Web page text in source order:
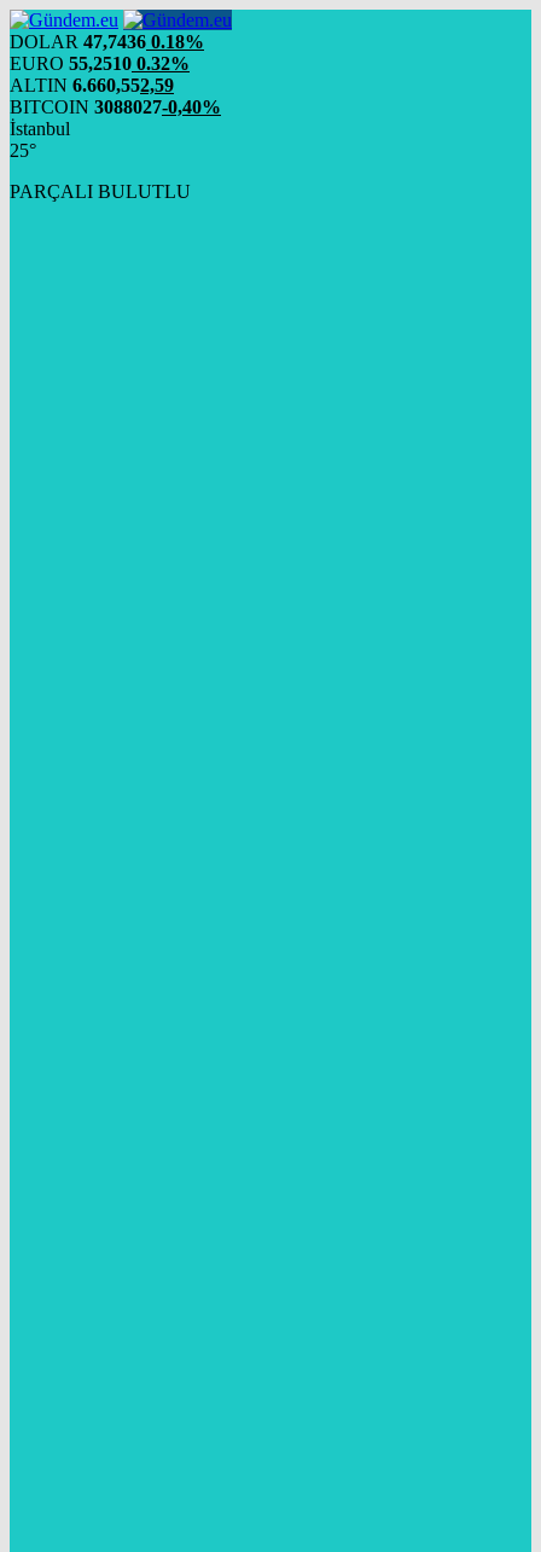
DOLAR 47,7436 0.18%
EURO 55,2510 0.32%
ALTIN 6.660,552,59
BITCOIN 3088027-0,40%
İstanbul
25°
PARÇALI BULUTLU